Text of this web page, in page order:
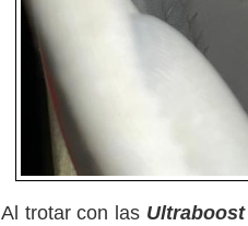
Al trotar con las